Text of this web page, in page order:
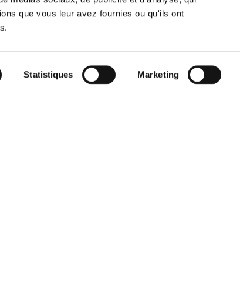
que vous leur avez fournies ou qu'ils ont
Statistiques Marketing